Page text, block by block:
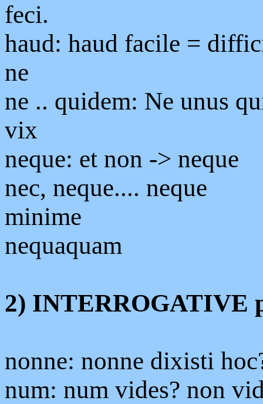
feci.
haud: haud facile =
ne
ne .. quidem: Ne unus
vix
neque: et non -> neque
nec, neque.... neque
minime
nequaquam
2) INTERROGATIVE
nonne: nonne dixisti
num: num vides? non